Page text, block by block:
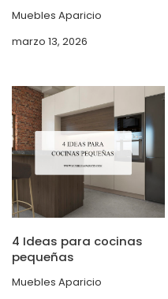
Muebles Aparicio
marzo 13, 2026
4 Ideas para cocinas
pequeñas
Muebles Aparicio